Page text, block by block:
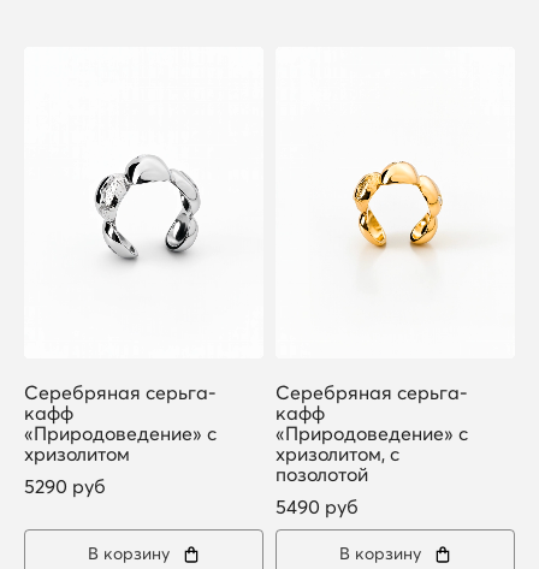
Серебряная серьга-
кафф
«Природоведение» с
хризолитом
5290 руб
В корзину
Серебряная серьга-
кафф
«Природоведение» с
хризолитом, с
позолотой
5490 руб
В корзину